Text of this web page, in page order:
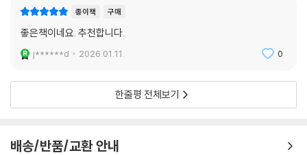
종이책 구매
좋은책이네요. 추천합니다.
j******d 2026.01.11. 0
한줄평 전체보기
배송/반품/교환 안내